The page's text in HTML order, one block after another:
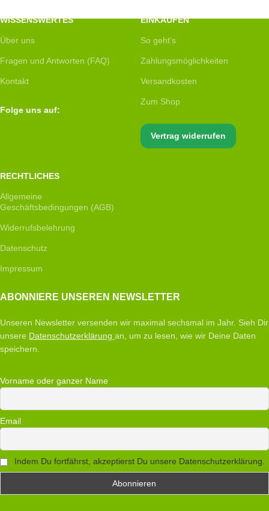
WISSENSWERTES
Über uns
Fragen und Antworten (FAQ)
Kontakt
Folge uns auf:
EINKAUFEN
So geht's
Zahlungsmöglichkeiten
Versandkosten
Zum Shop
Vertrag widerrufen
RECHTLICHES
Allgemeine
Geschäftsbedingungen (AGB)
Widerrufsbelehrung
Datenschutz
Impressum
ABONNIERE UNSEREN NEWSLETTER
Unseren Newsletter versenden wir maximal sechsmal im Jahr. Sieh Dir
unsere Datenschutzerklärung an, um zu lesen, wie wir Deine Daten
speichern.
Vorname oder ganzer Name
Email
Indem Du fortfährst, akzeptierst Du unsere Datenschutzerklärung.